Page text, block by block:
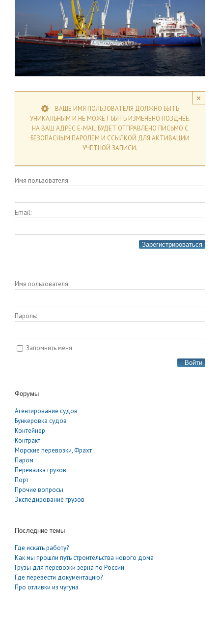
×
ВАШЕ ИМЯ ПОЛЬЗОВАТЕЛЯ ДОЛЖНО БЫТЬ
УНИКАЛЬНЫМ И НЕ МОЖЕТ БЫТЬ ИЗМЕНЕНО ПОЗДНЕЕ.
НА ВАШ АДРЕС E-MAIL БУДЕТ ОТПРАВЛЕНО ПИСЬМО С
БЕЗОПАСНЫМ ПАРОЛЕМ И ССЫЛКОЙ ДЛЯ АКТИВАЦИИ
УЧЁТНОЙ ЗАПИСИ.
Имя пользователя:
Email:
Зарегистрироваться
Имя пользователя:
Пароль:
Запомнить меня
Войти
Форумы
Агентирование судов
Бункеровка судов
Контейнер
Контракт
Морские перевозки, Фрахт
Паром
Перевалка грузов
Порт
Прочие вопросы
Экспедирование грузов
Последние темы
Где искать работу?
Как мы прошли путь строительства нового дома
Грузы для перевозки зерна по России
Где перевести документацию?
Про отливки из чугуна